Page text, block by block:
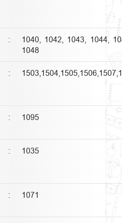
:
1040, 1042, 1043, 1044,
1048
:
: 1095
: 1035
: 1071